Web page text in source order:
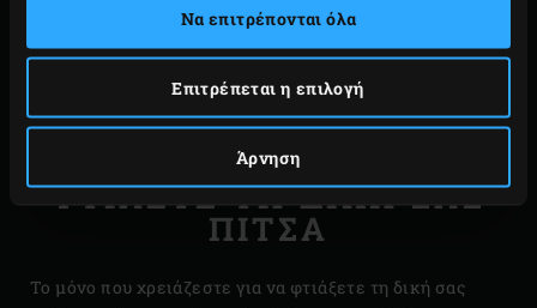
Να επιτρέπονται όλα
Επιτρέπεται η επιλογή
Άρνηση
αυθεντική τραγανή βάση. Ένα πλεονέκτημα του Big
Green Egg σε σχέση με τους πέτρινους φούρνους είναι
ότι θερμαίνεται γρήγορα, πράγμα που σημαίνει ότι ψήνει
γρηγορότερα και καταναλώνει λιγότερα καύσιμα υλικά.
ΦΤΙΑΞΤΕ ΤΗ ΔΙΚΗ ΣΑΣ
ΠΙΤΣΑ
Το μόνο που χρειάζεστε για να φτιάξετε τη δική σας